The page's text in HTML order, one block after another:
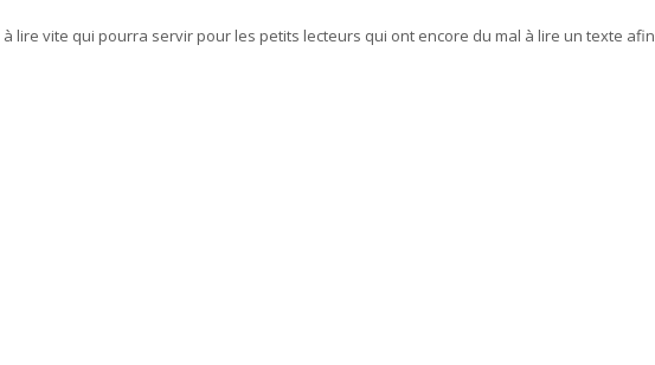
à lire vite qui pourra servir pour les petits lecteurs qui ont encore du mal à lire un texte afin